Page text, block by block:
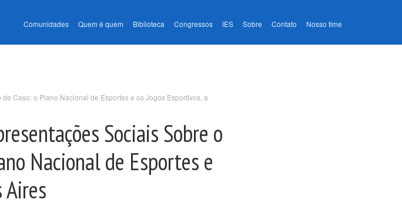
Comunidades Quem é quem Biblioteca Congressos IES Sobre Contato Nosso time
Caso: o Plano Nacional de Esportes e os Jogos Esportivos, a
Sociais Sobre o
Nacional de Esportes e
Aires